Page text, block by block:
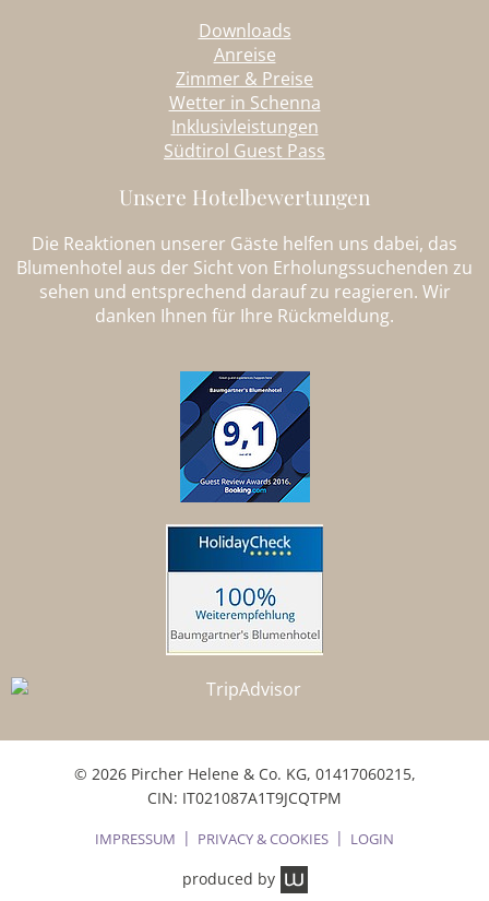
Downloads
Anreise
Zimmer & Preise
Wetter in Schenna
Inklusivleistungen
Südtirol Guest Pass
Unsere Hotelbewertungen
Die Reaktionen unserer Gäste helfen uns dabei, das
Blumenhotel aus der Sicht von Erholungssuchenden zu
sehen und entsprechend darauf zu reagieren. Wir
danken Ihnen für Ihre Rückmeldung.
© 2026 Pircher Helene & Co. KG, 01417060215,
CIN: IT021087A1T9JCQTPM
IMPRESSUM PRIVACY & COOKIES LOGIN
produced by